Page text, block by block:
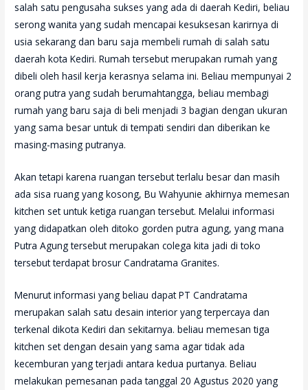
salah satu pengusaha sukses yang ada di daerah Kediri, beliau
serong wanita yang sudah mencapai kesuksesan karirnya di
usia sekarang dan baru saja membeli rumah di salah satu
daerah kota Kediri.Rumah tersebut merupakan rumah yang
dibeli oleh hasil kerja kerasnya selama ini.Beliau mempunyai 2
orang putra yang sudah berumahtangga, beliau membagi
rumah yang baru saja di beli menjadi 3 bagian dengan ukuran
yang sama besar untuk di tempati sendiri dan diberikan ke
masing-masing putranya.
Akan tetapi karena ruangan tersebut terlalu besar dan masih
ada sisa ruang yang kosong, Bu Wahyunie akhirnya memesan
kitchen set untuk ketiga ruangan tersebut.Melalui informasi
yang didapatkan oleh ditoko gorden putra agung, yang mana
Putra Agung tersebut merupakan colega kita jadi di toko
tersebut terdapat brosur Candratama Granites.
Menurut informasi yang beliau dapat PT Candratama
merupakan salah satu desain interior yang terpercaya dan
terkenal dikota Kediri dan sekitarnya.beliau memesan tiga
kitchen set dengan desain yang sama agar tidak ada
kecemburan yang terjadi antara kedua purtanya.Beliau
melakukan pemesanan pada tanggal 20 Agustus 2020 yang